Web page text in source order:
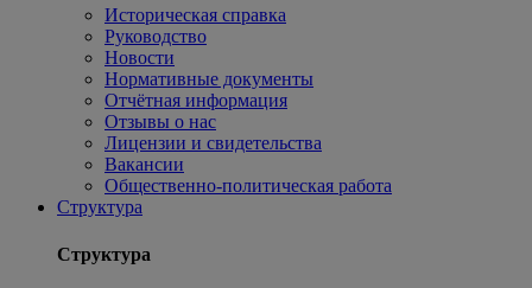
Историческая справка
Руководство
Новости
Нормативные документы
Отчётная информация
Отзывы о нас
Лицензии и свидетельства
Вакансии
Общественно-политическая работа
Структура
Структура